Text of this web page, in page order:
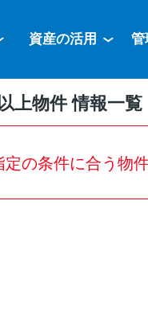
資産の活用 管
上物件 情報一覧
定の条件に合う物